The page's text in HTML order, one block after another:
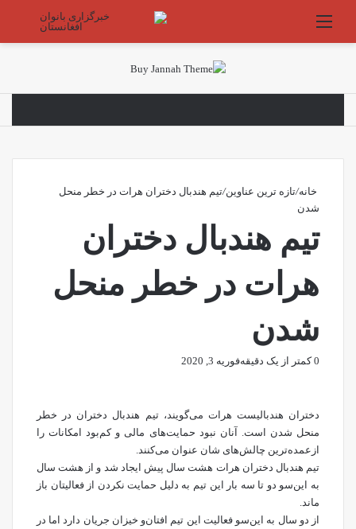
منو
خانه/تازه ترین عناوین/تیم هندبال دختران هرات در خطر منحل
شدن
تیم هندبال دختران
هرات در خطر منحل
شدن
فوریه 3, 2020 0کمتر از یک دقیقه
دختران هندبالیست هرات می‌گویند، تیم هندبال دختران در خطر
منحل شدن است. آنان نبود حمایت‌های مالی و کم‌بود امکانات را
ازعمده‌ترین چالش‌های شان عنوان می‌کنند.
تیم هندبال دختران هرات هشت سال پیش ایجاد شد و از هشت سال
به این‌سو دو تا سه بار این تیم به دلیل حمایت نکردن از فعالیتان باز
ماند.
از دو سال به این‌سو فعالیت این تیم افتان‌و خیزان جریان دارد اما در